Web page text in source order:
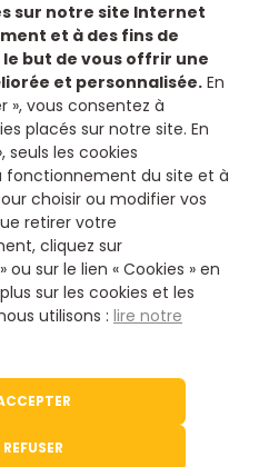
réseaux sociaux afin de
nos actualités.
des jardins
14 08
formulaire
du Tourisme
sur notre site Internet
et à des fins de
but de vous offrir une
et personnalisée. En
», vous consentez à
placés sur notre site. En
seuls les cookies
fonctionnement du site et à
choisir ou modifier vos
retirer votre
cliquez sur
ou sur le lien « Cookies » en
sur les cookies et les
utilisons : lire notre